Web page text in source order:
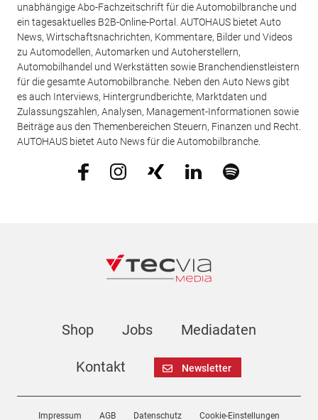
unabhängige Abo-Fachzeitschrift für die Automobilbranche und
ein tagesaktuelles B2B-Online-Portal. AUTOHAUS bietet Auto
News, Wirtschaftsnachrichten, Kommentare, Bilder und Videos
zu Automodellen, Automarken und Autoherstellern,
Automobilhandel und Werkstätten sowie Branchendienstleistern
für die gesamte Automobilbranche. Neben den Auto News gibt
es auch Interviews, Hintergrundberichte, Marktdaten und
Zulassungszahlen, Analysen, Management-Informationen sowie
Beiträge aus den Themenbereichen Steuern, Finanzen und Recht.
AUTOHAUS bietet Auto News für die Automobilbranche.
Shop Jobs Mediadaten
Kontakt Newsletter
Impressum AGB Datenschutz Cookie-Einstellungen